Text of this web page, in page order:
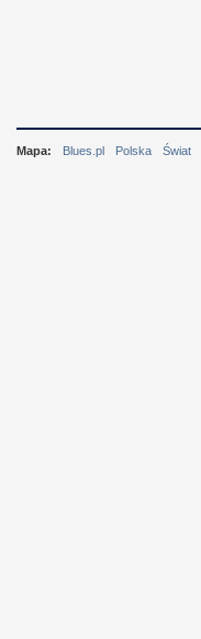
Mapa: Blues.pl Polska Świat